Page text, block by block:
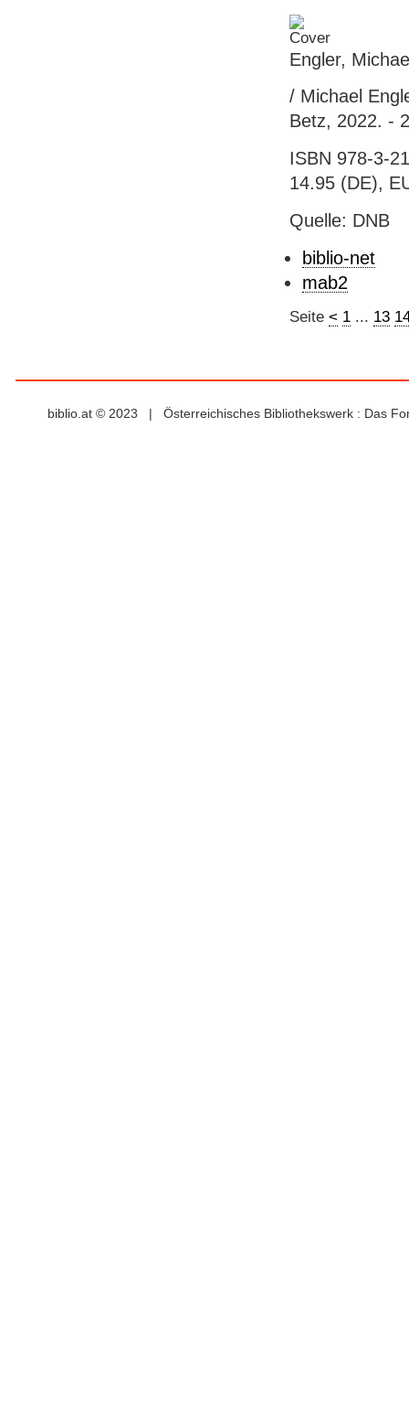
Engler,
/ Michael
Betz, 2022. -
ISBN 978-3-
14.95 (DE),
Quelle: DNB
biblio-net
mab2
Seite < 1... 13
biblio.at © 2023 | Österreichisches Bibliothekswerk : Das